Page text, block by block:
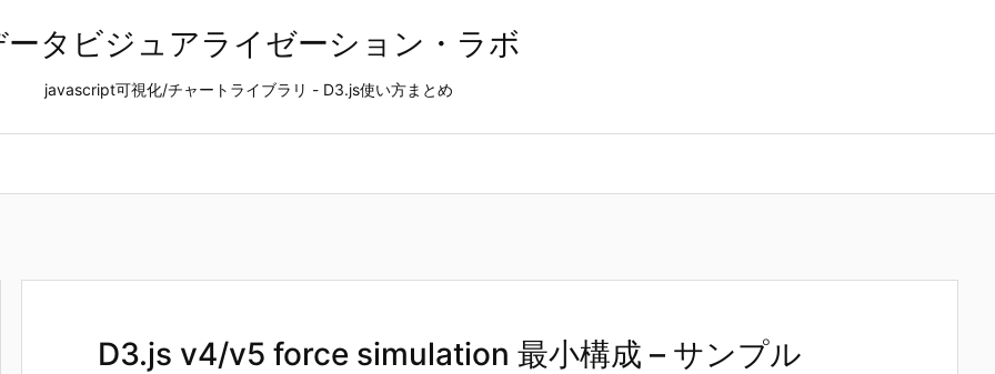
ータビジュアライゼーション・ラボ
javascript可視化/チャートライブラリ - D3.js使い方まとめ
D3.js v4/v5 force simulation 最小構成 – サンプル